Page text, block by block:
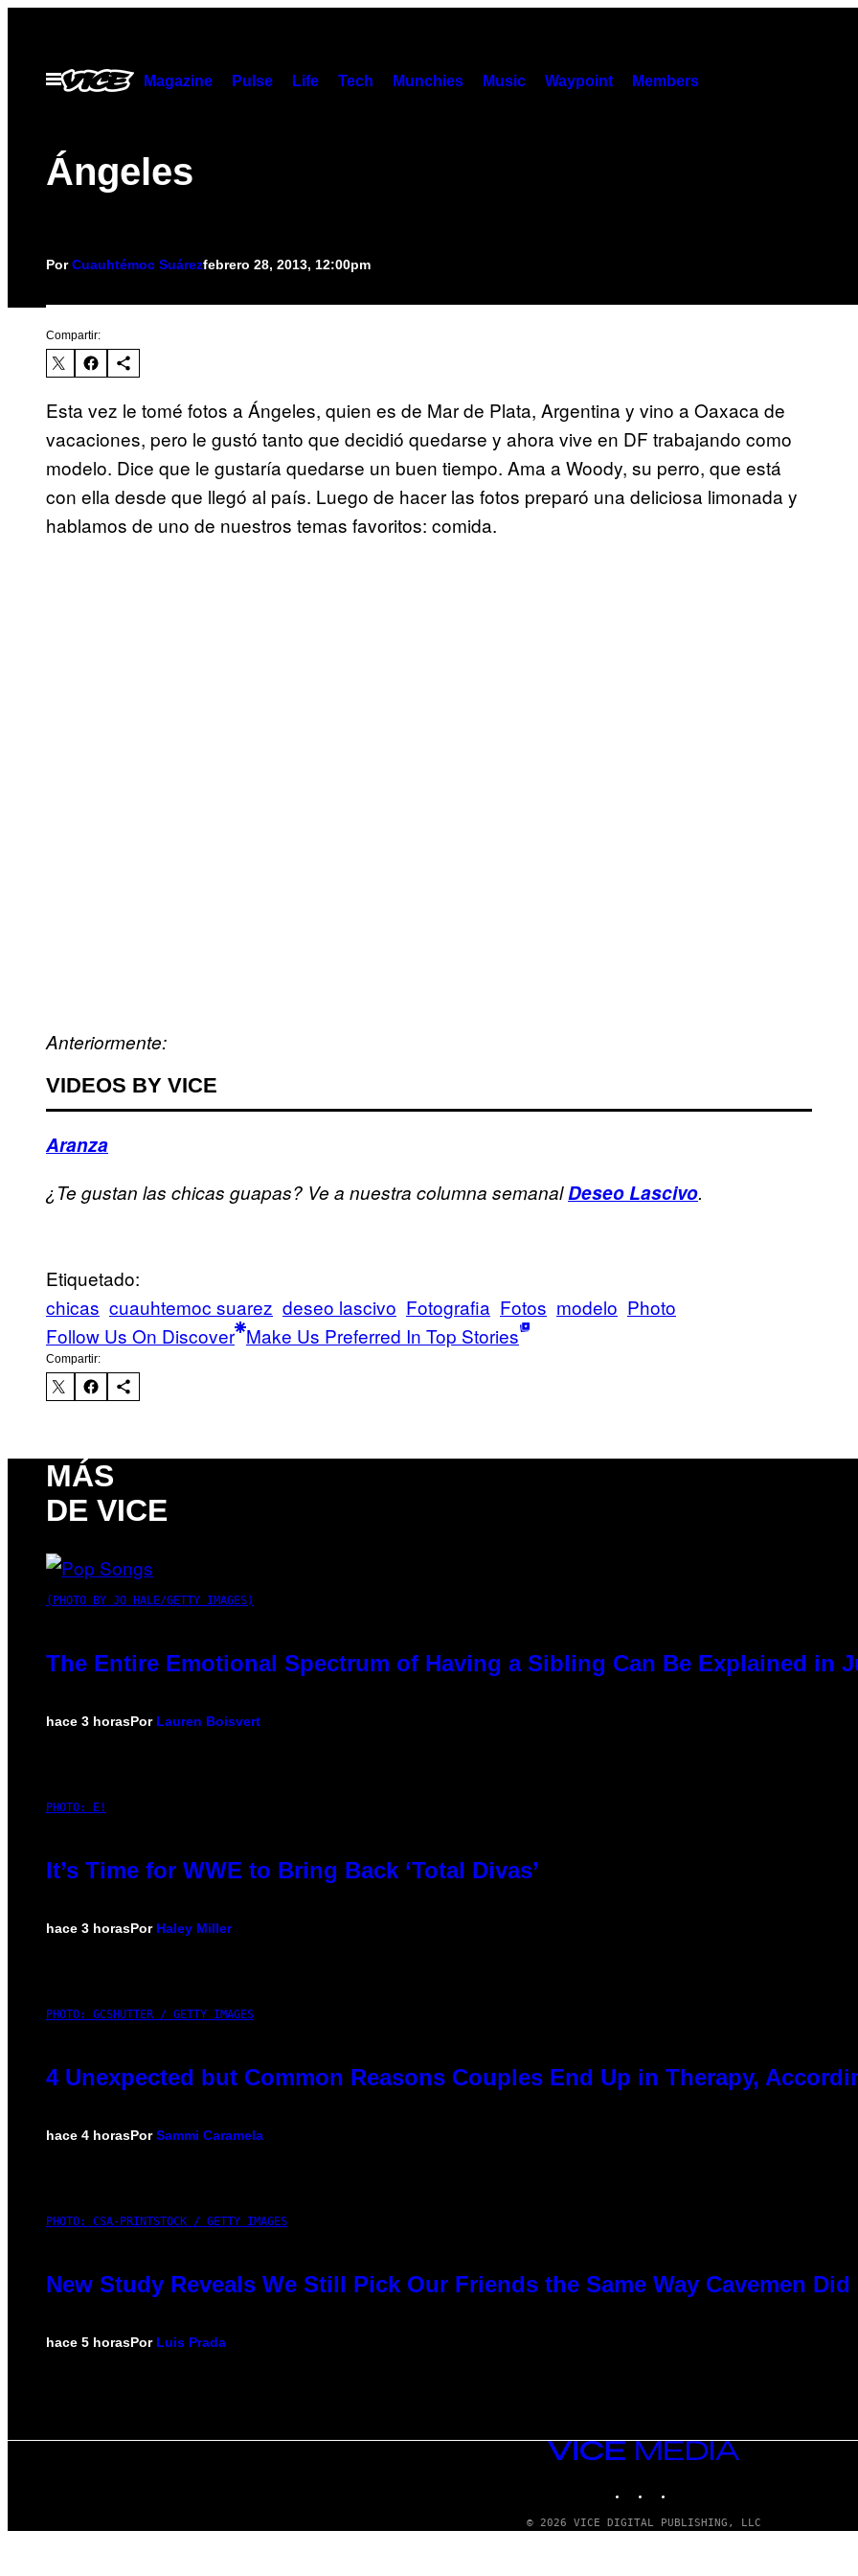
contenido
Abrir
Menú
Magazine Pulse Life Tech Munchies Music Waypoint Members
Ángeles
PorCuauhtémoc Suárezfebrero 28, 2013, 12:00pm
Compartir:
Esta vez le tomé fotos a Ángeles, quien es de Mar de Plata, Argentina y vino a Oaxaca de
vacaciones, pero le gustó tanto que decidió quedarse y ahora vive en DF trabajando como
modelo. Dice que le gustaría quedarse un buen tiempo. Ama a Woody, su perro, que está
con ella desde que llegó al país. Luego de hacer las fotos preparó una deliciosa limonada y
hablamos de uno de nuestros temas favoritos: comida.
Anteriormente:
VIDEOS BY VICE
Aranza
¿Te gustan las chicas guapas? Ve a nuestra columna semanalDeseo Lascivo.
Etiquetado:
chicas cuauhtemoc suarez deseo lascivo Fotografia Fotos modelo Photo
Follow Us On Discover Make Us Preferred In Top Stories
Compartir:
MÁS
DE VICE
(PHOTO BY JO HALE/GETTY IMAGES)
The Entire Emotional Spectrum of Having a Sibling Can Be Explained in
hace 3 horasPor Lauren Boisvert
PHOTO: E!
It’s Time for WWE to Bring Back ‘Total Divas’
hace 3 horasPor Haley Miller
PHOTO: GCSHUTTER / GETTY IMAGES
4 Unexpected but Common Reasons Couples End Up in Therapy,
hace 4 horasPorSammi Caramela
PHOTO: CSA-PRINTSTOCK / GETTY IMAGES
New Study Reveals We Still Pick Our Friends the Same Way Cavemen Did
hace 5 horasPor Luis Prada
VICE
MEDIA
© 2026 VICE DIGITAL PUBLISHING, LLC